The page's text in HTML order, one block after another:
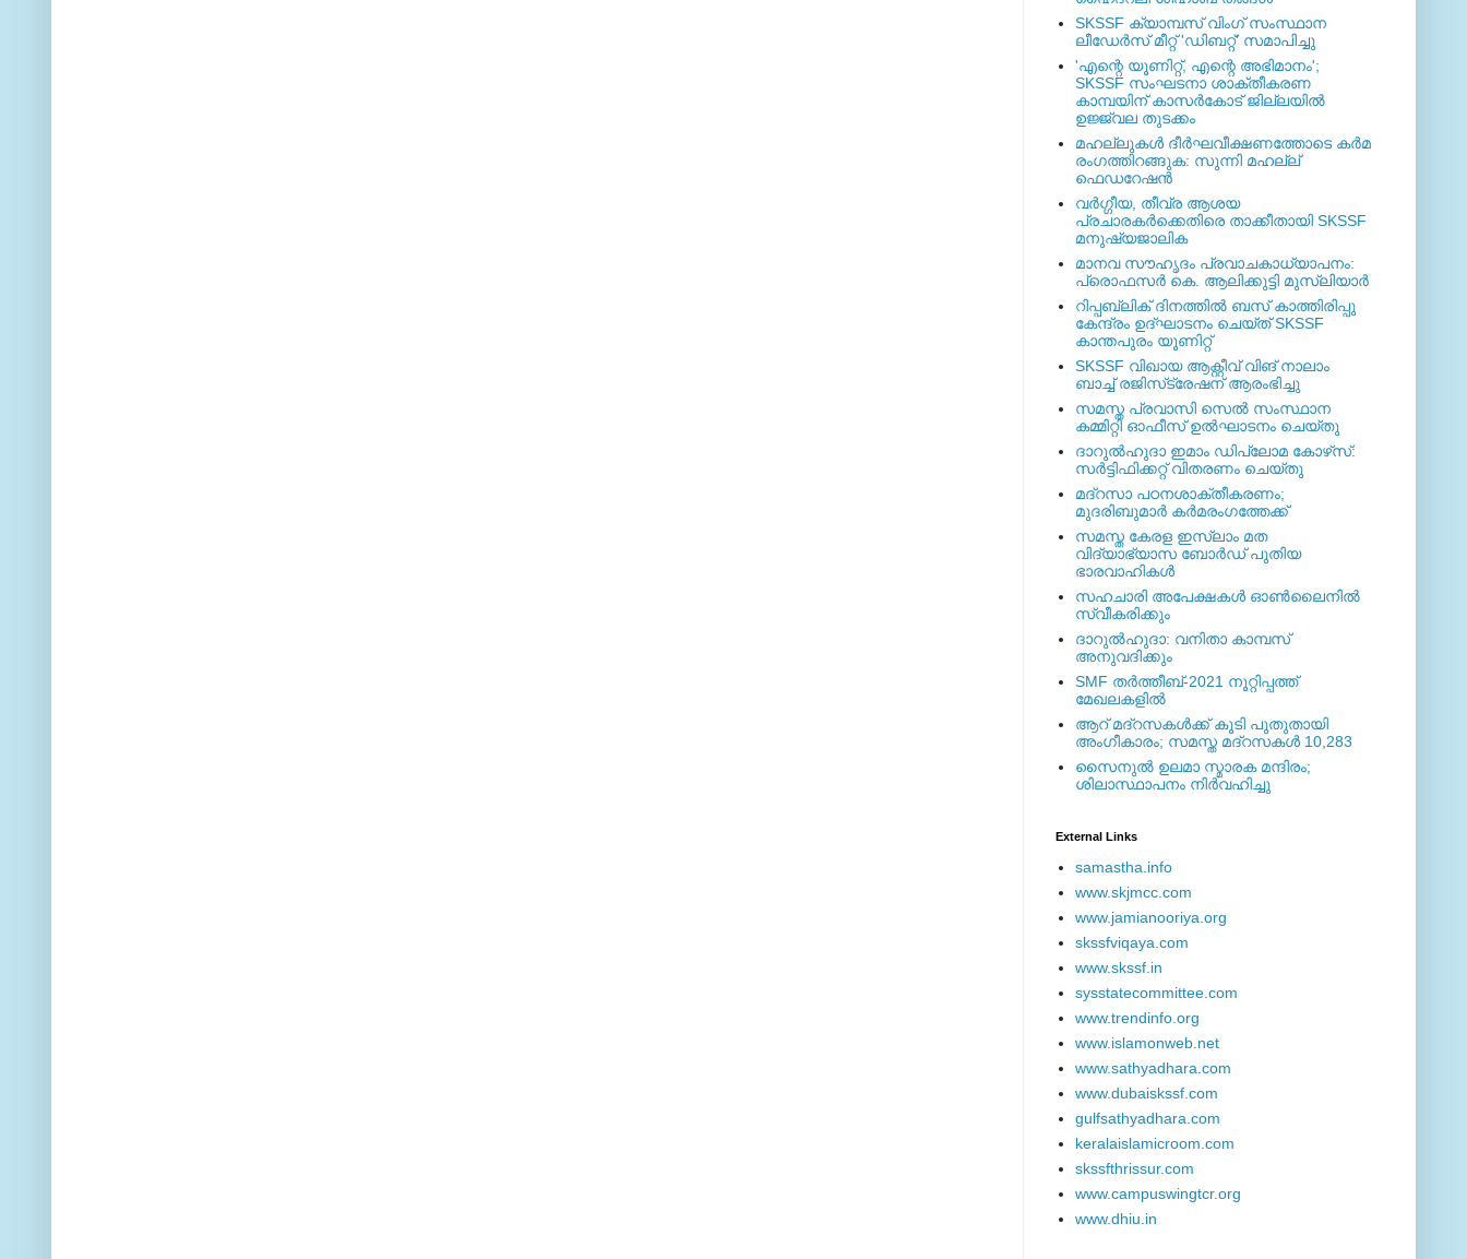
SKSSF ക്യാമ്പസ് വിംഗ് സംസ്ഥാന
ലീഡേർസ് മീറ്റ് 'ഡിബറ്റ്' സമാപിച്ചു
'എന്റെ യൂണിറ്റ്, എന്റെ അഭിമാനം';
SKSSF സംഘടനാ ശാക്തീകരണ
കാമ്പയിന് കാസര്‍കോട് ജില്ലയില്‍
ഉജ്ജ്വല തുടക്കം
മഹല്ലുകള്‍ ദീര്‍ഘവീക്ഷണത്തോടെ കര്‍മ
രംഗത്തിറങ്ങുക: സുന്നി മഹല്ല്
ഫെഡറേഷന്‍
വര്‍ഗ്ഗീയ, തീവ്ര ആശയ
പ്രചാരകര്‍ക്കെതിരെ താക്കീതായി SKSSF
മനുഷ്യജാലിക
മാനവ സൗഹൃദം പ്രവാചകാധ്യാപനം:
പ്രൊഫസർ കെ. ആലിക്കുട്ടി മുസ്ലിയാർ
റിപ്പബ്ലിക് ദിനത്തില്‍ ബസ് കാത്തിരിപ്പു
കേന്ദ്രം ഉദ്ഘാടനം ചെയ്ത്‌ SKSSF
കാന്തപുരം യൂണിറ്റ്
SKSSF വിഖായ ആക്റ്റീവ് വിങ് നാലാം
ബാച്ച് രജിസ്‌ട്രേഷന് ആരംഭിച്ചു
സമസ്ത പ്രവാസി സെല്‍ സംസ്ഥാന
കമ്മിറ്റി ഓഫീസ് ഉല്‍ഘാടനം ചെയ്തു
ദാറുല്‍ഹുദാ ഇമാം ഡിപ്ലോമ കോഴ്‌സ്:
സര്‍ട്ടിഫിക്കറ്റ് വിതരണം ചെയ്തു
മദ്‌റസാ പഠനശാക്തീകരണം;
മുദരിബുമാര്‍ കര്‍മരംഗത്തേക്ക്
സമസ്ത കേരള ഇസ്ലാം മത
വിദ്യാഭ്യാസ ബോര്‍ഡ് പുതിയ
ഭാരവാഹികള്‍
സഹചാരി അപേക്ഷകൾ ഓൺലൈനിൽ
സ്വീകരിക്കും
ദാറുല്‍ഹുദാ: വനിതാ കാമ്പസ്
അനുവദിക്കും
SMF തര്‍ത്തീബ്-2021 നൂറ്റിപ്പത്ത്
മേഖലകളില്‍
ആറ് മദ്റസകള്‍ക്ക് കൂടി പുതുതായി
അംഗീകാരം; സമസ്ത മദ്റസകള്‍ 10,283
സൈനുല്‍ ഉലമാ സ്മാരക മന്ദിരം;
ശിലാസ്ഥാപനം നിര്‍വഹിച്ചു
External ‎Links
samastha.info
www.skjmcc.com
www.jamianooriya.org
skssfviqaya.com
www.skssf.in
sysstatecommittee.com
www.trendinfo.org
www.islamonweb.net
www.sathyadhara.com
www.dubaiskssf.com
gulfsathyadhara.com
keralaislamicroom.com
skssfthrissur.com
www.campuswingtcr.org
www.dhiu.in